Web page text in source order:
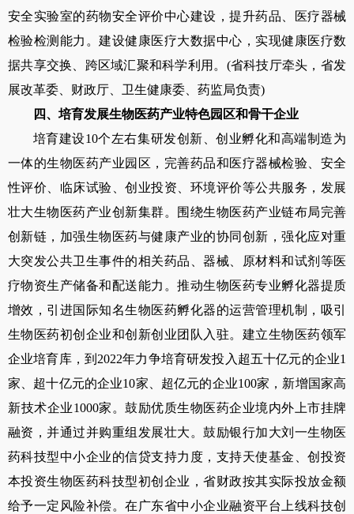
安全实验室的药物安全评价中心建设，提升药品、医疗器械
检验检测能力。建设健康医疗大数据中心，实现健康医疗数
据共享交换、跨区域汇聚和科学利用。 (省科技厅牵头，省发
展改革委、财政厅、卫生健康委、药监局负责)
四、培育发展生物医药产业特色园区和骨干企业
培育建设10个左右集研发创新、创业孵化和高端制造为
一体的生物医药产业园区，完善药品和医疗器械检验、安全
性评价、临床试验、创业投资、环境评价等公共服务，发展
壮大生物医药产业创新集群。围绕生物医药产业链布局完善
创新链，加强生物医药与健康产业的协同创新，强化应对重
大突发公共卫生事件的相关药品、器械、原材料和试剂等医
疗物资生产储备和配送能力。推动生物医药专业孵化器提质
增效，引进国际知名生物医药孵化器的运营管理机制，吸引
生物医药初创企业和创新创业团队入驻。建立生物医药领军
企业培育库，到 2022年力争培育研发投入超五十亿元的企业1
家、超十亿元的企业10家、超亿元的企业100家，新增国家高
新技术企业1000家。鼓励优质生物医药企业境内外上市挂牌
融资，并通过并购重组发展壮大。鼓励银行加大刘一生物医
药科技型中小企业的信贷支持力度，支持天使基金、创投资
本投资生物医药科技型初创企业，省财政按其实际投放金额
给予一定风险补偿。在广东省中小企业融资平台上线科技创